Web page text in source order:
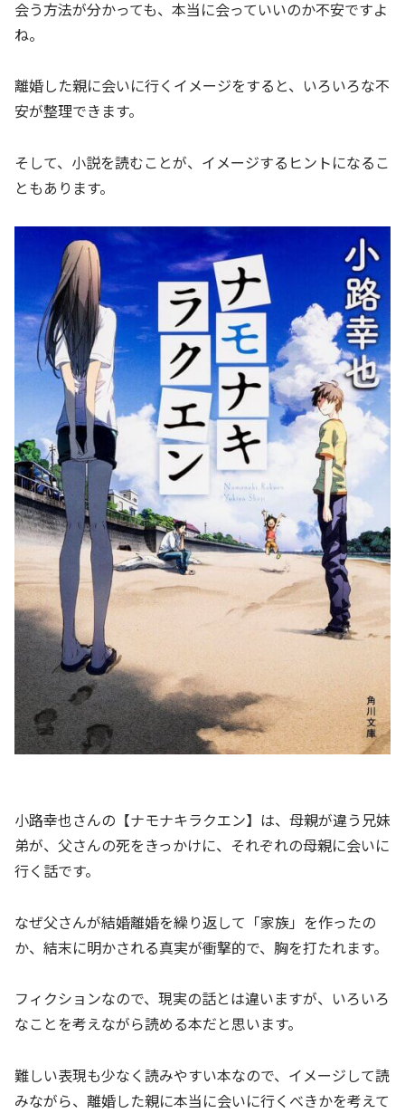
会う方法が分かっても、本当に会っていいのか不安ですよ
ね。
離婚した親に会いに行くイメージをすると、いろいろな不
安が整理できます。
そして、小説を読むことが、イメージするヒントになるこ
ともあります。
小路幸也さんの【ナモナキラクエン】は、母親が違う兄妹
弟が、父さんの死をきっかけに、それぞれの母親に会いに
行く話です。
なぜ父さんが結婚離婚を繰り返して「家族」を作ったの
か、結末に明かされる真実が衝撃的で、胸を打たれます。
フィクションなので、現実の話とは違いますが、いろいろ
なことを考えながら読める本だと思います。
難しい表現も少なく読みやすい本なので、イメージして読
みながら、離婚した親に本当に会いに行くべきかを考えて